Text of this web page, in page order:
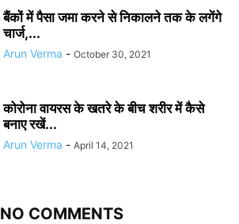
बैंकों में पैसा जमा करने से निकालने तक के लगेंगे
चार्ज,...
Arun Verma - October 30, 2021
कोरोना वायरस के खतरे के बीच शरीर में कैसे
बनाए रखें...
Arun Verma - April 14, 2021
NO COMMENTS